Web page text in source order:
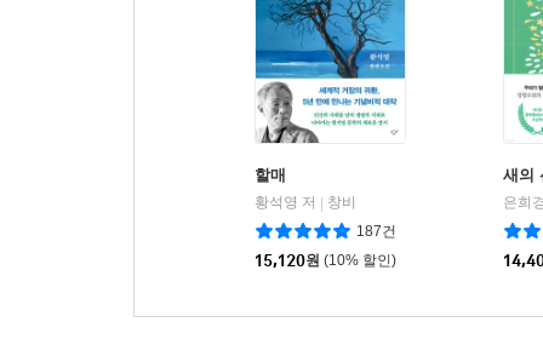
할매
황석영 저
창비
187건
15,120원 (10% 할인)
새의
은희